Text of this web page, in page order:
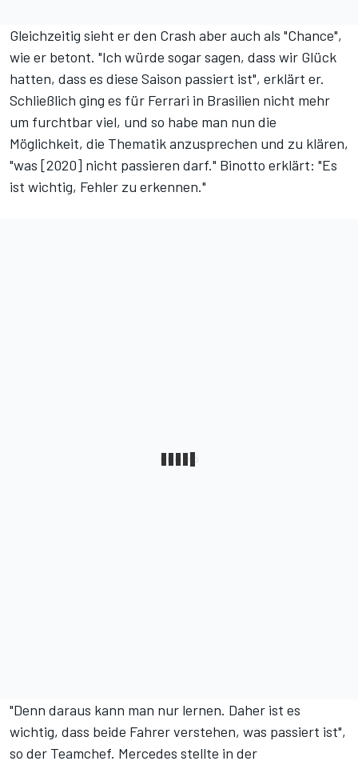
Gleichzeitig sieht er den Crash aber auch als "Chance",
wie er betont. "Ich würde sogar sagen, dass wir Glück
hatten, dass es diese Saison passiert ist", erklärt er.
Schließlich ging es für Ferrari in Brasilien nicht mehr
um furchtbar viel, und so habe man nun die
Möglichkeit, die Thematik anzusprechen und zu klären,
"was [2020] nicht passieren darf." Binotto erklärt: "Es
ist wichtig, Fehler zu erkennen."
"Denn daraus kann man nur lernen. Daher ist es
wichtig, dass beide Fahrer verstehen, was passiert ist",
so der Teamchef. Mercedes stellte in der